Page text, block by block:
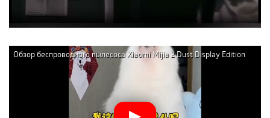
Обзор беспроводного пылесоса Xiaomi Mijia 2 Dust Display Edition